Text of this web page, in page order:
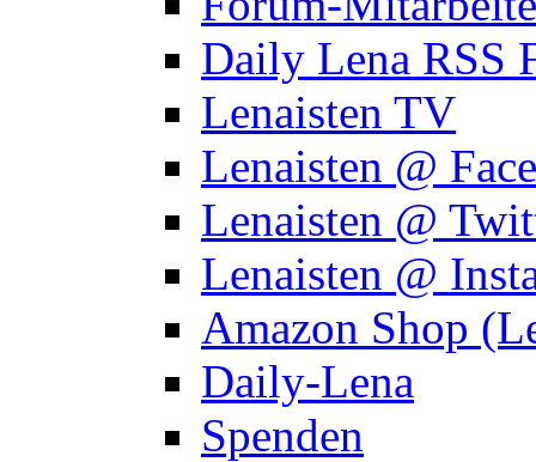
Daily Lena RSS
Lenaisten TV
Lenaisten @
Lenaisten @
Lenaisten @
Amazon Shop
Daily-Lena
Spenden